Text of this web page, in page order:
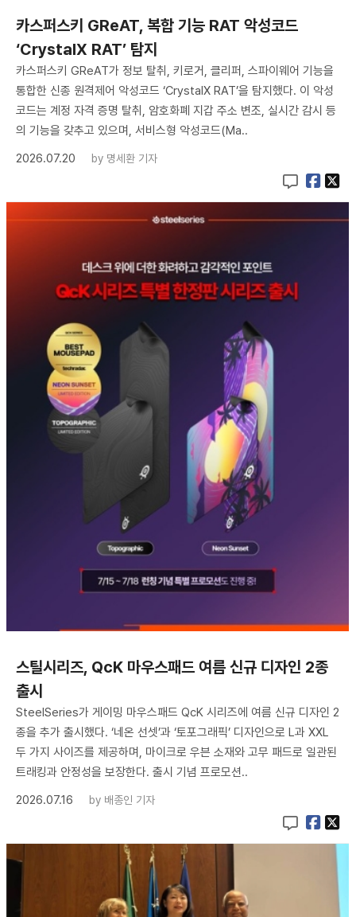
카스퍼스키 GReAT, 복합 기능 RAT 악성코드
‘CrystalX RAT’ 탐지
카스퍼스키 GReAT가 정보 탈취, 키로거, 클리퍼, 스파이웨어 기능을
통합한 신종 원격제어 악성코드 ‘CrystalX RAT’을 탐지했다. 이 악성
코드는 계정 자격 증명 탈취, 암호화폐 지갑 주소 변조, 실시간 감시 등
의 기능을 갖추고 있으며, 서비스형 악성코드(Ma..
2026.07.20
by 명세환 기자
스틸시리즈, QcK 마우스패드 여름 신규 디자인 2종
출시
SteelSeries가 게이밍 마우스패드 QcK 시리즈에 여름 신규 디자인 2
종을 추가 출시했다. ‘네온 선셋’과 ‘토포그래픽’ 디자인으로 L과 XXL
두 가지 사이즈를 제공하며, 마이크로 우븐 소재와 고무 패드로 일관된
트래킹과 안정성을 보장한다. 출시 기념 프로모션..
2026.07.16
by 배종인 기자